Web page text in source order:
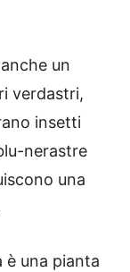
un
verdastri,
insetti
nerastre
una
è una pianta